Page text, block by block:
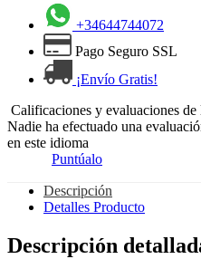
+34644744072
Pago Seguro SSL
¡Envío Gratis!
Calificaciones y evaluaciones de
Nadie ha efectuado una
en este idioma
Puntúalo
Descripción
Detalles Producto
Descripción